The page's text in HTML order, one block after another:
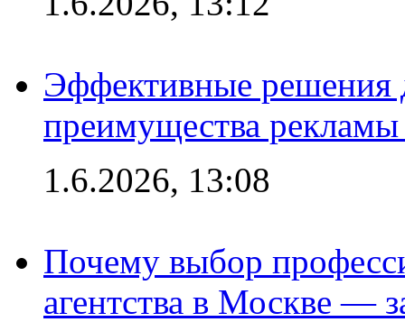
Эффективные решения
преимущества рекламы
1.6.2026, 13:08
Почему выбор
агентства в Москве —